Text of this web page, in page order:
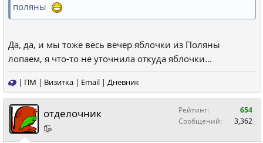
поляны
Да, да, и мы тоже весь вечер яблочки из Поляны
лопаем, я что-то не уточнила откуда яблочки...
| ПМ | Визитка | Email | Дневник
отделочник
๏̯͡๏
Рейтинг:
654
Сообщений:
3,362